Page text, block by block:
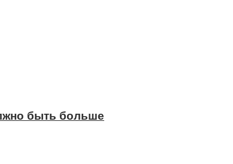
быть больше